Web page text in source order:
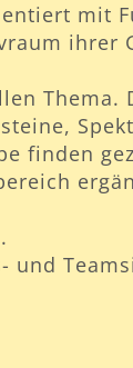
mit
ihrer
Thema.
finden
und